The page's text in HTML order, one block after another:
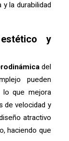
la durabilidad
y
del
pueden
lo que mejora
de velocidad y
atractivo
haciendo que